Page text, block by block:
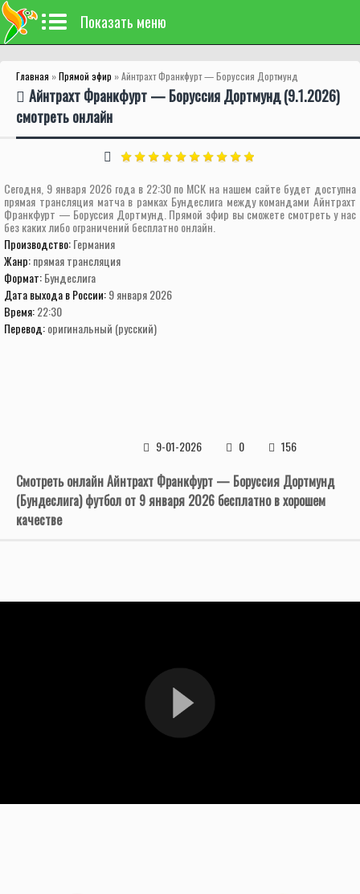
Показать меню
Главная »Прямой эфир » Айнтрахт Франкфурт — Боруссия Дортмунд
Айнтрахт Франкфурт — Боруссия Дортмунд (9.1.2026)
смотреть онлайн
Сегодня, 9 января 2026 года в 22:30 по МСК на нашем сайте будет доступна
прямая трансляция матча в рамках Бундеслига между командами Айнтрахт
Франкфурт — Боруссия Дортмунд. Прямой эфир вы сможете смотреть у нас
без каких либо ограничений бесплатно онлайн.
Производство:Германия
Жанр:прямая трансляция
Формат:Бундеслига
Дата выхода в России:9 января 2026
Время:22:30
Перевод:оригинальный (русский)
9-01-2026 0 156
Смотреть онлайн Айнтрахт Франкфурт — Боруссия Дортмунд
(Бундеслига) футбол от 9 января 2026 бесплатно в хорошем
качестве